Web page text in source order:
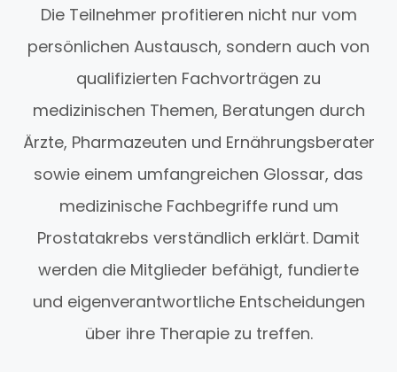
Die Teilnehmer profitieren nicht nur vom
persönlichen Austausch, sondern auch von
qualifizierten Fachvorträgen zu
medizinischen Themen, Beratungen durch
Ärzte, Pharmazeuten und Ernährungsberater
sowie einem umfangreichen Glossar, das
medizinische Fachbegriffe rund um
Prostatakrebs verständlich erklärt. Damit
werden die Mitglieder befähigt, fundierte
und eigenverantwortliche Entscheidungen
über ihre Therapie zu treffen.